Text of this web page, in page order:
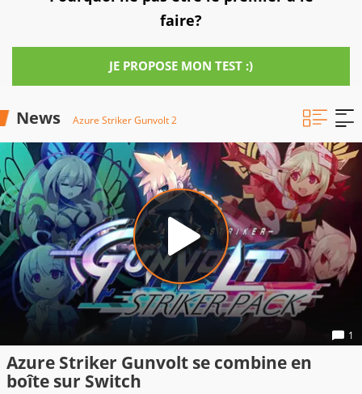
faire?
JE PROPOSE MON TEST :)
News Azure Striker Gunvolt 2
1
Azure Striker Gunvolt se combine en
boîte sur Switch